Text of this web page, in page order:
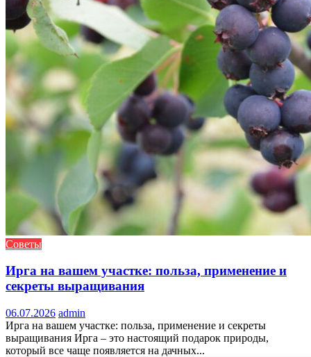
Советы
Ирга на вашем участке: польза, применение и
секреты выращивания
06.07.2026 admin
Ирга на вашем участке: польза, применение и секреты
выращивания Ирга – это настоящий подарок природы,
который все чаще появляется на дачных...